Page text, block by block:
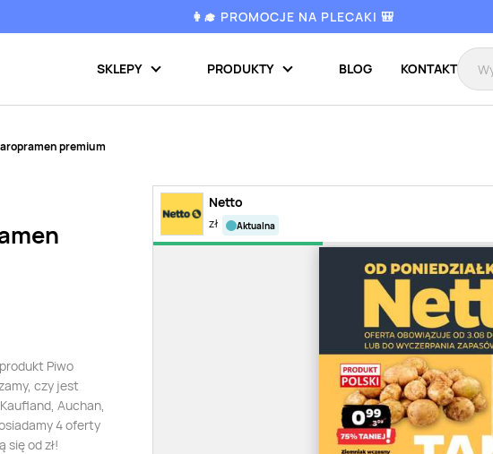
👩‍🎓 PROMOCJE NA PLECAKI 🎒
SKLEPY PRODUKTY BLOG KONTAKT
premium
Piwo
czy jest
Auchan,
4 oferty
od zł!
Netto
zł aktualna